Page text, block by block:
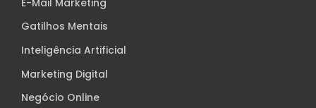
Gatilhos Mentais
Inteligência Artificial
Marketing Digital
Negócio Online